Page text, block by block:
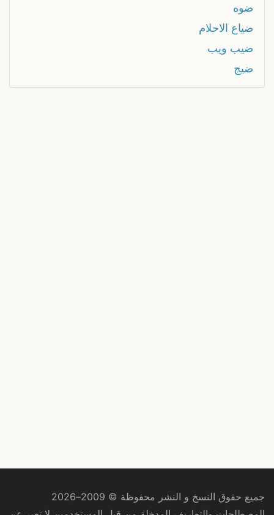
ضوه
ضياع الاحلام
ضيب ويب
ضيج
جميع حقوق النسخ و النشر محفوظة © 2009–2026